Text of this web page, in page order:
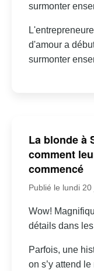
surmonter
d'amour a
surmonter
La blonde à
comment
commencé
Publié le lundi
Wow!
détails dans
Parfois, une
on s’y attend